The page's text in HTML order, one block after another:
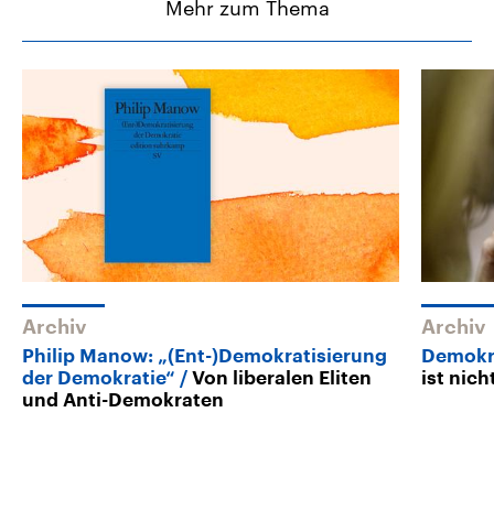
Mehr zum Thema
Archiv
Philip Manow: „(Ent-)Demokratisierung
der Demokratie“
Von liberalen Eliten
und Anti-Demokraten
Archiv
ist